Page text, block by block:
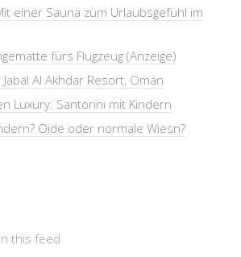
einer Sauna zum Urlaubsgefühl im
fürs Flugzeug (Anzeige)
Al Akhdar Resort, Oman
Luxury: Santorini mit Kindern
Oide oder normale Wiesn?
this feed